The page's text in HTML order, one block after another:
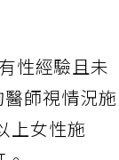
性經驗且未
醫師視情況
上女性施